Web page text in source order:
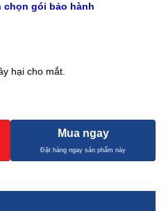
chọn gói bảo hành
hại cho mắt.
Mua ngay